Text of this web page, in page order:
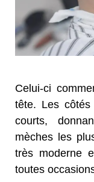
Celui-ci
tête. Les
courts,
mèches les
très moderne
toutes